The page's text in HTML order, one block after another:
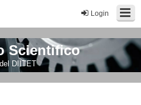
Login
Scientifico
DIITET